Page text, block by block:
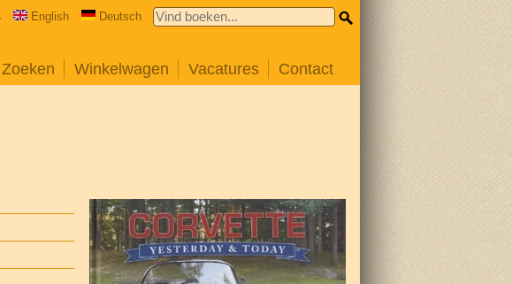
English Deutsch
Zoeken Winkelwagen Vacatures Contact